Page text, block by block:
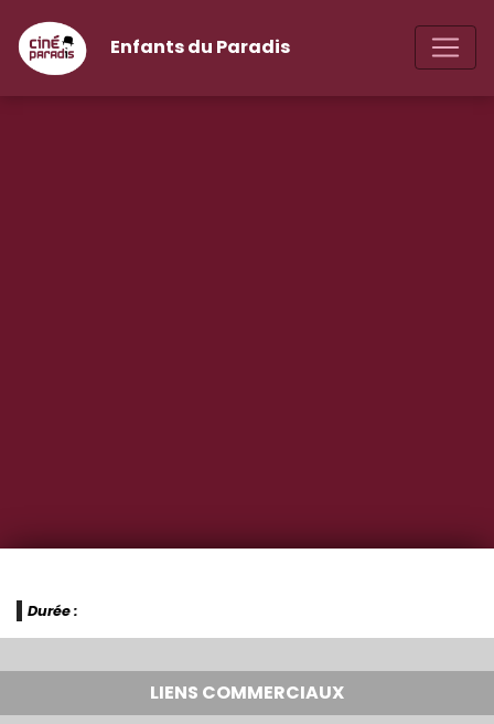
Enfants du Paradis
Durée :
LIENS COMMERCIAUX